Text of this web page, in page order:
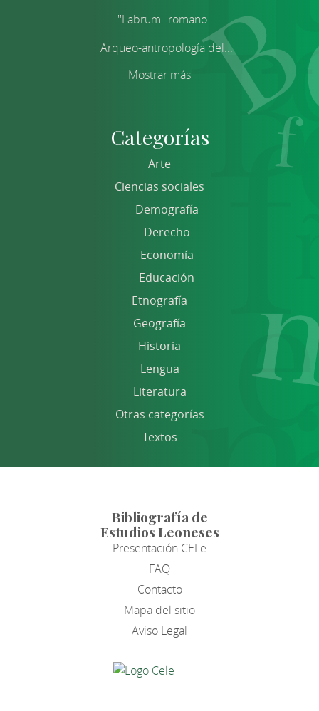
''Labrum'' romano...
Arqueo-antropología del...
Mostrar más
Categorías
Arte
Ciencias sociales
Demografía
Derecho
Economía
Educación
Etnografía
Geografía
Historia
Lengua
Literatura
Otras categorías
Textos
Bibliografía de
Estudios Leoneses
Presentación CELe
FAQ
Contacto
Mapa del sitio
Aviso Legal